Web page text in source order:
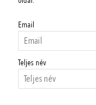
Email
Teljes név